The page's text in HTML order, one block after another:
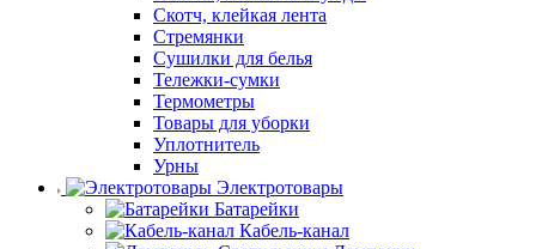
Скотч, клейкая лента
Стремянки
Сушилки для белья
Тележки-сумки
Термометры
Товары для уборки
Уплотнитель
Урны
Электротовары
Батарейки
Кабель-канал